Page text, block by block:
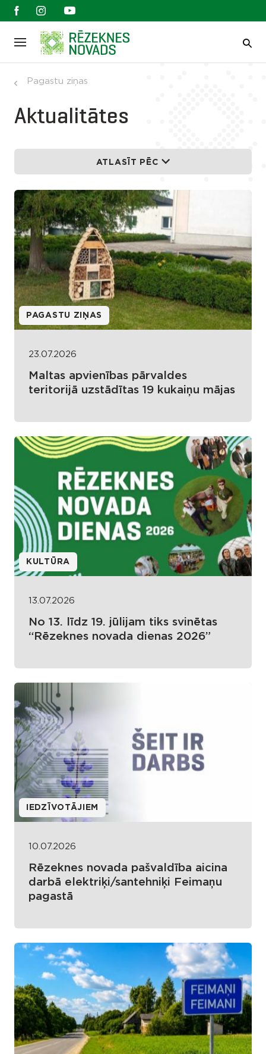
Pagastu ziņas
Aktualitātes
ATLASĪT PĒC
PAGASTU ZIŅAS
23.07.2026
Maltas apvienības pārvaldes
teritorijā uzstādītas 19 kukaiņu mājas
KULTŪRA
13.07.2026
No 13. līdz 19. jūlijam tiks svinētas
“Rēzeknes novada dienas 2026”
IEDZĪVOTĀJIEM
10.07.2026
Rēzeknes novada pašvaldība aicina
darbā elektriķi/santehniķi Feimaņu
pagastā